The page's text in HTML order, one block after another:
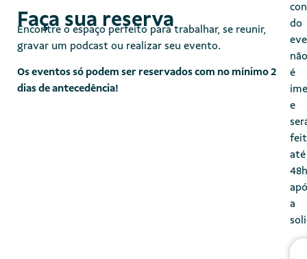
Faça sua reserva​
Encontre o espaço perfeito para trabalhar, se reunir,
gravar um podcast ou realizar seu evento.
Os eventos só podem ser reservados com no mínimo 2
dias de antecedência!
do
não
é
e
até
48h
a